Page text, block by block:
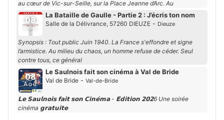
au cœur de Vic-sur-Seille, sur la Place Jeanne d’Arc. Au
08
Aoû
La Bataille de Gaulle - Partie 2 : J’écris ton nom
Salle de la Délivrance, 57260 DIEUZE - Dieuze
Synopsis : Tout public Juin 1940. La France s'effondre et signe
l’armistice. Au milieu du chaos, un homme refuse de céder. Seul
contre tous, ce général
08
Aoû
Le Saulnois fait son cinéma à Val de Bride
Val de Bride - Val-de-Bride
𝗟𝗲 𝗦𝗮𝘂𝗹𝗻𝗼𝗶𝘀 𝗳𝗮𝗶𝘁 𝘀𝗼𝗻 𝗖𝗶𝗻𝗲́𝗺𝗮 - 𝗘́𝗱𝗶𝘁𝗶𝗼𝗻 𝟮𝟬𝟮6 Une soirée
cinéma 𝗴𝗿𝗮𝘁𝘂𝗶𝘁𝗲